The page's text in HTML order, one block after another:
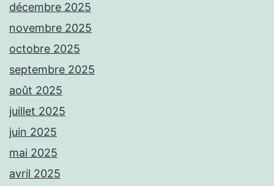
décembre 2025
novembre 2025
octobre 2025
septembre 2025
août 2025
juillet 2025
juin 2025
mai 2025
avril 2025